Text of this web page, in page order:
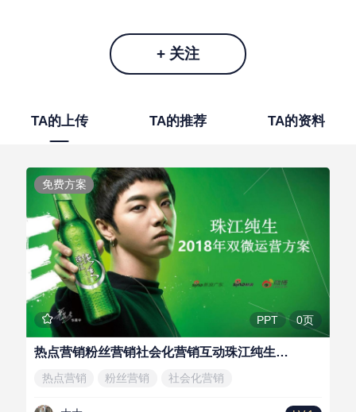
+ 关注
TA的上传 TA的推荐 TA的资料
免费方案
PPT 0页
热点营销粉丝营销社会化营销互动珠江纯生线上活动新媒体运营方案
热点营销 粉丝营销 社会化营销